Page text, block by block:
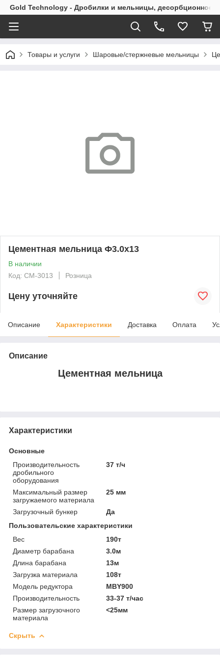
Gold Technology - Дробилки и мельницы, десорбционное
Товары и услуги Шаровые/стержневые мельницы
Цементная мельница Ф3.0x13
В наличии
Код: CM-3013
Розница
Цену уточняйте
Описание Характеристики Доставка Оплата
Описание
Цементная мельница
Характеристики
Основные
Производительность
дробильного
оборудования
37 т/ч
Максимальный размер
загружаемого материала
25 мм
Загрузочный бункер
Да
Пользовательские характеристики
Вес
190т
Диаметр барабана
3.0м
Длина барабана
13м
Загрузка материала
108т
Модель редуктора
MBY900
Производительность
33-37 т/час
Размер загрузочного
материала
<25мм
Скрыть